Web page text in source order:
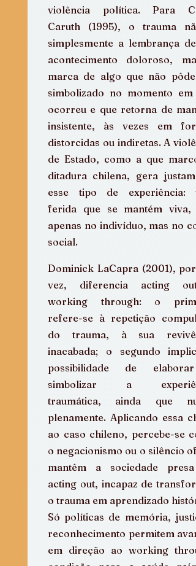
violência política. Para
Caruth (1995), o trauma
simplesmente a lembrança de
acontecimento doloroso,
marca de algo que não pôde
simbolizado no momento em
ocorreu e que retorna de
insistente, às vezes em
distorcidas ou indiretas. A
de Estado, como a que
ditadura chilena, gera
esse tipo de experiência:
ferida que se mantém viva,
apenas no indivíduo, mas no
social.
Dominick LaCapra (2001), por
vez, diferencia acting
working through: o
refere-se à repetição
do trauma, à sua
inacabada; o segundo
possibilidade de
simbolizar a
traumática, ainda que
plenamente. Aplicando essa
ao caso chileno, percebe-se
o negacionismo ou o silêncio
mantêm a sociedade presa
acting out, incapaz de
o trauma em aprendizado
Só políticas de memória,
reconhecimento permitem
em direção ao working